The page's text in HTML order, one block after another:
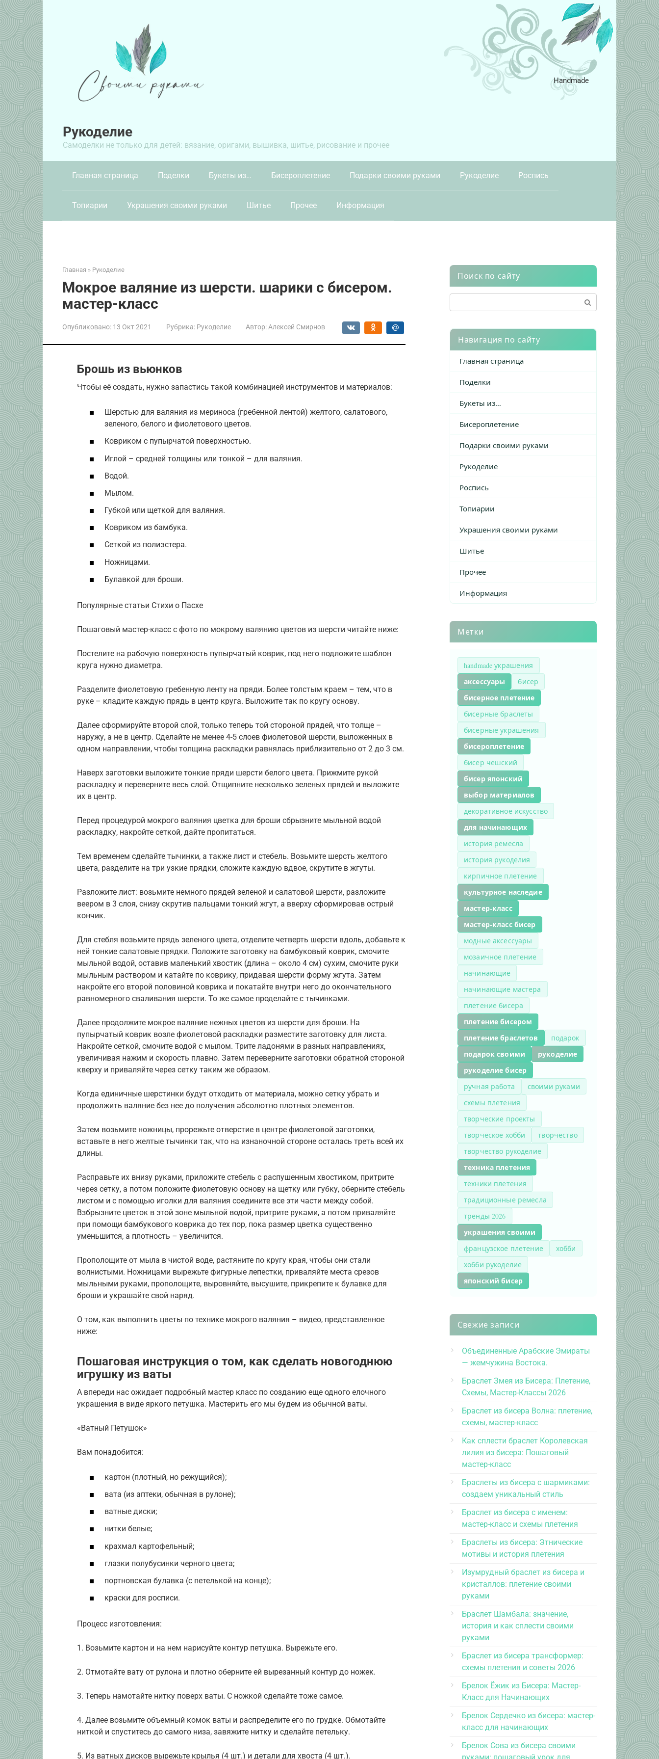
Перейти
к
контенту
Рукоделие
Самоделки не только для детей: вязание, оригами, вышивка, шитье, рисование и прочее
Handmade
Главная страница Поделки Букеты из… Бисероплетение Подарки своими руками Рукоделие Роспись
Топиарии Украшения своими руками Шитье Прочее Информация
Главная » Рукоделие
Мокрое валяние из шерсти. шарики с бисером.
мастер-класс
Опубликовано: 13 Окт 2021 Рубрика: Рукоделие Автор: Алексей Смирнов
Брошь из вьюнков
Чтобы её создать, нужно запастись такой комбинацией инструментов и материалов:
Шерстью для валяния из мериноса (гребенной лентой) желтого, салатового,
зеленого, белого и фиолетового цветов.
Ковриком с пупырчатой поверхностью.
Иглой – средней толщины или тонкой – для валяния.
Водой.
Мылом.
Губкой или щеткой для валяния.
Ковриком из бамбука.
Сеткой из полиэстера.
Ножницами.
Булавкой для броши.
Популярные статьи Стихи о Пасхе
Пошаговый мастер-класс с фото по мокрому валянию цветов из шерсти читайте ниже:
Постелите на рабочую поверхность пупырчатый коврик, под него подложите шаблон
круга нужно диаметра.
Разделите фиолетовую гребенную ленту на пряди. Более толстым краем – тем, что в
руке – кладите каждую прядь в центр круга. Выложите так по кругу основу.
Далее сформируйте второй слой, только теперь той стороной прядей, что толще –
наружу, а не в центр. Сделайте не менее 4-5 слоев фиолетовой шерсти, выложенных в
одном направлении, чтобы толщина раскладки равнялась приблизительно от 2 до 3 см.
Наверх заготовки выложите тонкие пряди шерсти белого цвета. Прижмите рукой
раскладку и переверните весь слой. Отщипните несколько зеленых прядей и выложите
их в центр.
Перед процедурой мокрого валяния цветка для броши сбрызните мыльной водой
раскладку, накройте сеткой, дайте пропитаться.
Тем временем сделайте тычинки, а также лист и стебель. Возьмите шерсть желтого
цвета, разделите на три узкие прядки, сложите каждую вдвое, скрутите в жгуты.
Разложите лист: возьмите немного прядей зеленой и салатовой шерсти, разложите
веером в 3 слоя, снизу скрутив пальцами тонкий жгут, а вверху сформировав острый
кончик.
Для стебля возьмите прядь зеленого цвета, отделите четверть шерсти вдоль, добавьте к
ней тонкие салатовые прядки. Положите заготовку на бамбуковый коврик, смочите
мыльной водой, оставив маленький хвостик (длина – около 4 см) сухим, смочите руки
мыльным раствором и катайте по коврику, придавая шерсти форму жгута. Затем
накройте его второй половиной коврика и покатайте внутри него до окончательного
равномерного сваливания шерсти. То же самое проделайте с тычинками.
Далее продолжите мокрое валяние нежных цветов из шерсти для броши. На
пупырчатый коврик возле фиолетовой раскладки разместите заготовку для листа.
Накройте сеткой, смочите водой с мылом. Трите ладонями в разных направлениях,
увеличивая нажим и скорость плавно. Затем переверните заготовки обратной стороной
кверху и приваляйте через сетку таким же образом.
Когда единичные шерстинки будут отходить от материала, можно сетку убрать и
продолжить валяние без нее до получения абсолютно плотных элементов.
Затем возьмите ножницы, прорежьте отверстие в центре фиолетовой заготовки,
вставьте в него желтые тычинки так, что на изнаночной стороне осталась треть всей их
длины.
Расправьте их внизу руками, приложите стебель с распушенным хвостиком, притрите
через сетку, а потом положите фиолетовую основу на щетку или губку, оберните стебель
листом и с помощью иголки для валяния соедините все эти части между собой.
Взбрызните цветок в этой зоне мыльной водой, притрите руками, а потом приваляйте
при помощи бамбукового коврика до тех пор, пока размер цветка существенно
уменьшится, а плотность – увеличится.
Прополощите от мыла в чистой воде, растяните по кругу края, чтобы они стали
волнистыми. Ножницами вырежьте фигурные лепестки, приваляйте места срезов
мыльными руками, прополощите, выровняйте, высушите, прикрепите к булавке для
броши и украшайте свой наряд.
О том, как выполнить цветы по технике мокрого валяния – видео, представленное
ниже:
Пошаговая инструкция о том, как сделать новогоднюю
игрушку из ваты
А впереди нас ожидает подробный мастер класс по созданию еще одного елочного
украшения в виде яркого петушка. Мастерить его мы будем из обычной ваты.
«Ватный Петушок»
Вам понадобится:
картон (плотный, но режущийся);
вата (из аптеки, обычная в рулоне);
ватные диски;
нитки белые;
крахмал картофельный;
глазки полубусинки черного цвета;
портновская булавка (с петелькой на конце);
краски для росписи.
Процесс изготовления:
1. Возьмите картон и на нем нарисуйте контур петушка. Вырежьте его.
2. Отмотайте вату от рулона и плотно оберните ей вырезанный контур до ножек.
3. Теперь намотайте нитку поверх ваты. С ножкой сделайте тоже самое.
4. Далее возьмите объемный комок ваты и распределите его по грудке. Обмотайте
ниткой и спуститесь до самого низа, завяжите нитку и сделайте петельку.
5. Из ватных дисков вырежьте крылья (4 шт.) и детали для хвоста (4 шт.).
Поиск по сайту
Навигация по сайту
Главная страница
Поделки
Букеты из…
Бисероплетение
Подарки своими руками
Рукоделие
Роспись
Топиарии
Украшения своими руками
Шитье
Прочее
Информация
Метки
handmade украшения
аксессуары бисер
бисерное плетение
бисерные браслеты
бисерные украшения
бисероплетение
бисер чешский
бисер японский
выбор материалов
декоративное искусство
для начинающих
история ремесла
история рукоделия
кирпичное плетение
культурное наследие
мастер-класс
мастер-класс бисер
модные аксессуары
мозаичное плетение
начинающие
начинающие мастера
плетение бисера
плетение бисером
плетение браслетов
подарок
подарок своими
рукоделие
рукоделие бисер
ручная работа
своими руками
схемы плетения
творческие проекты
творческое хобби
творчество
творчество рукоделие
техника плетения
техники плетения
традиционные ремесла
тренды 2026
украшения своими
французское плетение
хобби
хобби рукоделие
японский бисер
Свежие записи
Объединенные Арабские Эмираты
— жемчужина Востока.
Браслет Змея из Бисера: Плетение,
Схемы, Мастер-Классы 2026
Браслет из бисера Волна: плетение,
схемы, мастер-класс
Как сплести браслет Королевская
лилия из бисера: Пошаговый
мастер-класс
Браслеты из бисера с шармиками:
создаем уникальный стиль
Браслет из бисера с именем:
мастер-класс и схемы плетения
Браслеты из бисера: Этнические
мотивы и история плетения
Изумрудный браслет из бисера и
кристаллов: плетение своими
руками
Браслет Шамбала: значение,
история и как сплести своими
руками
Браслет из бисера трансформер:
схемы плетения и советы 2026
Брелок Ёжик из Бисера: Мастер-
Класс для Начинающих
Брелок Сердечко из бисера: мастер-
класс для начинающих
Брелок Сова из бисера своими